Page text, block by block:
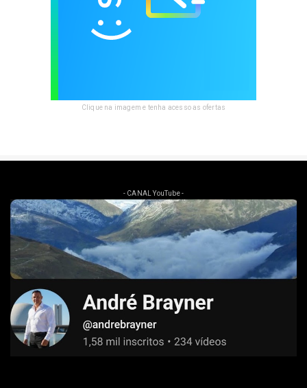
Clique na imagem e tenha acesso as ofertas
- CANAL YouTube -